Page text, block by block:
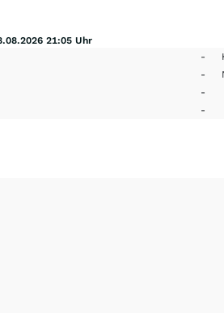
21:05 Uhr
-
-
-
-